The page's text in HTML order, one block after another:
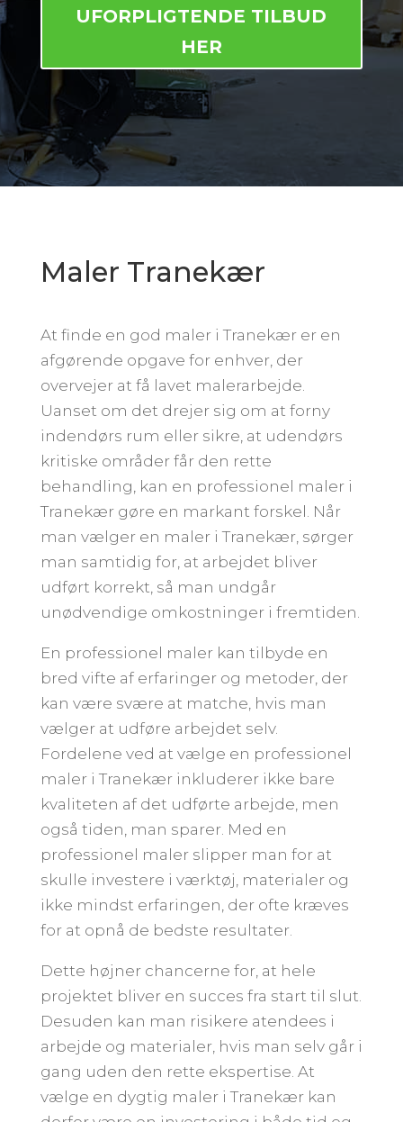
UFORPLIGTENDE TILBUD
HER
Maler Tranekær
At finde en god maler i Tranekær er en
afgørende opgave for enhver, der
overvejer at få lavet malerarbejde.
Uanset om det drejer sig om at forny
indendørs rum eller sikre, at udendørs
kritiske områder får den rette
behandling, kan en professionel maler i
Tranekær gøre en markant forskel. Når
man vælger en maler i Tranekær, sørger
man samtidig for, at arbejdet bliver
udført korrekt, så man undgår
unødvendige omkostninger i fremtiden.
En professionel maler kan tilbyde en
bred vifte af erfaringer og metoder, der
kan være svære at matche, hvis man
vælger at udføre arbejdet selv.
Fordelene ved at vælge en professionel
maler i Tranekær inkluderer ikke bare
kvaliteten af det udførte arbejde, men
også tiden, man sparer. Med en
professionel maler slipper man for at
skulle investere i værktøj, materialer og
ikke mindst erfaringen, der ofte kræves
for at opnå de bedste resultater.
Dette højner chancerne for, at hele
projektet bliver en succes fra start til slut.
Desuden kan man risikere atendees i
arbejde og materialer, hvis man selv går i
gang uden den rette ekspertise. At
vælge en dygtig maler i Tranekær kan